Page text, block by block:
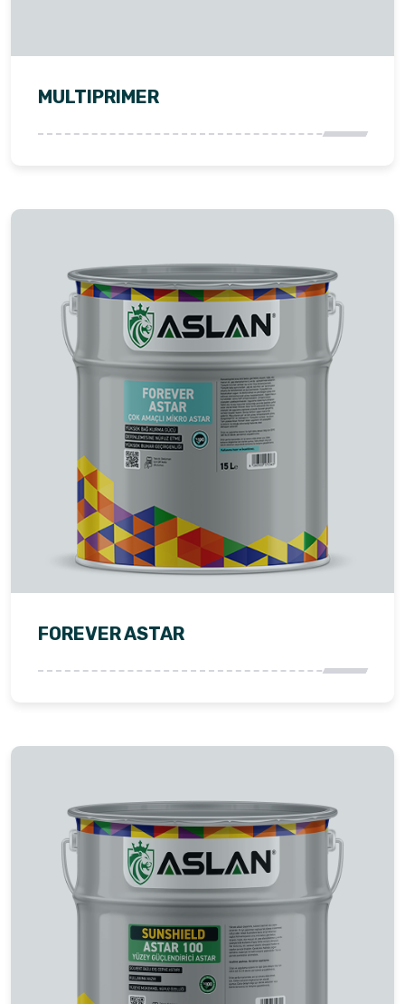
MULTIPRIMER
FOREVER ASTAR